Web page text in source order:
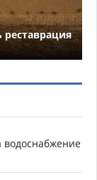
водоснабжение